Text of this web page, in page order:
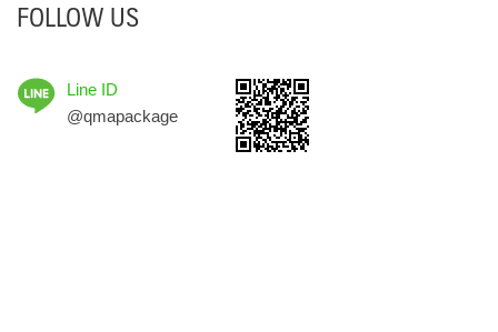
FOLLOW US
Line ID
@qmapackage